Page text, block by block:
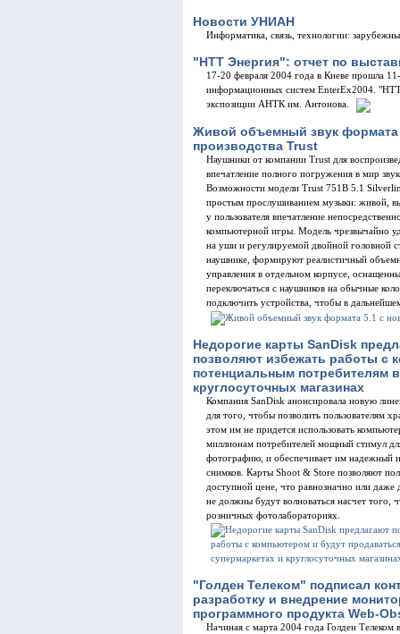
Новости УНИАН
Информатика, связь, технологии:
"НТТ Энергия": отчет по
17-20 февраля 2004 года в Киеве прошла
информационных систем EnterEx2004. "НТТ
экспозиции АНТК им. Антонова.
Живой объемный звук
производства Trust
Наушники от компании Trust для
впечатление полного погружения в мир
Возможности модели Trust 751B 5.1
простым прослушиванием музыки: живой,
у пользователя впечатление
компьютерной игры. Модель чрезвычайно
на уши и регулируемой двойной головной
наушнике, формируют реалистичный
управления в отдельном корпусе,
переключаться с наушников на обычные
подключить устройства, чтобы в
Недорогие карты SanDisk
позволяют избежать работы с
потенциальным потребителям
круглосуточных магазинах
Компания SanDisk анонсировала новую
для того, чтобы позволить пользователям
этом им не придется использовать
миллионам потребителей мощный стимул
фотографию, и обеспечивает им надежный
снимков. Карты Shoot & Store позволяют
доступной цене, что равнозначно или
не должны будут волноваться насчет того,
розничных фотолабораториях.
"Голден Телеком" подписал
разработку и внедрение
программного продукта Web-
Начиная с марта 2004 года Голден Телеком